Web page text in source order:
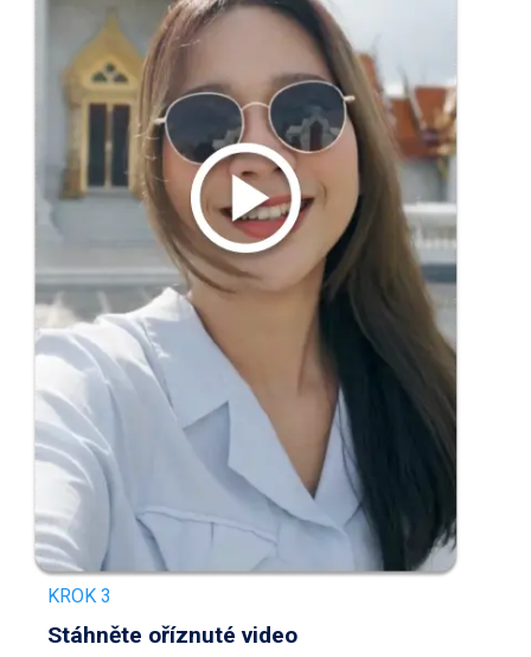
KROK 3
Stáhněte oříznuté video